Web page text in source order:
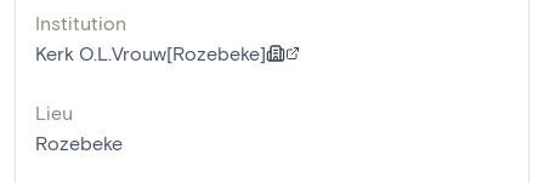
Institution
Kerk O.L.Vrouw[Rozebeke]
Lieu
Rozebeke